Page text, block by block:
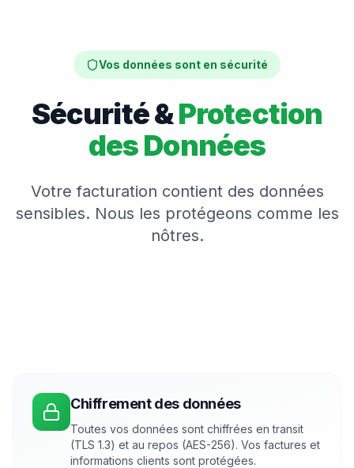
Vos données sont en sécurité
Sécurité &Protection
des Données
Votre facturation contient des données
sensibles. Nous les protégeons comme les
nôtres.
Chiffrement des données
Toutes vos données sont chiffrées en transit
(TLS 1.3) et au repos (AES-256). Vos factures et
informations clients sont protégées.